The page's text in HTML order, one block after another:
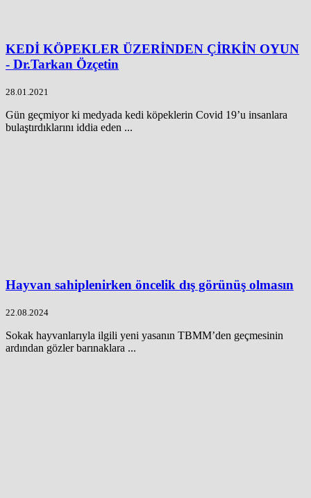
KEDİ KÖPEKLER ÜZERİNDEN ÇİRKİN OYUN
- Dr.Tarkan Özçetin
28.01.2021
Gün geçmiyor ki medyada kedi köpeklerin Covid 19’u insanlara
bulaştırdıklarını iddia eden ...
Hayvan sahiplenirken öncelik dış görünüş olmasın
22.08.2024
Sokak hayvanlarıyla ilgili yeni yasanın TBMM’den geçmesinin
ardından gözler barınaklara ...